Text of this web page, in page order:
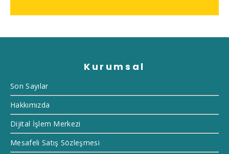
Kurumsal
Son Sayılar
Hakkımızda
Dijital İşlem Merkezi
Mesafeli Satış Sözleşmesi